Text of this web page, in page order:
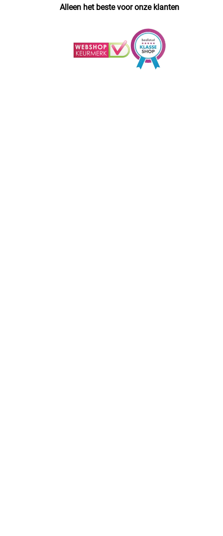
Alleen het beste voor onze klanten